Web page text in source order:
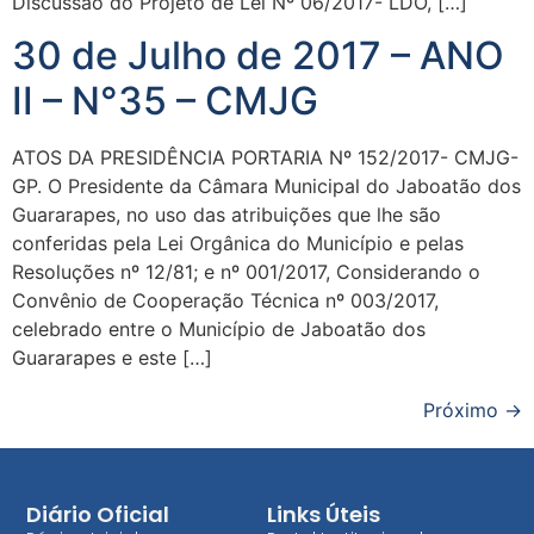
30 de Julho de 2017 – ANO
II – N°35 – CMJG
ATOS DA PRESIDÊNCIA PORTARIA Nº 152/2017- CMJG-
GP. O Presidente da Câmara Municipal do Jaboatão dos
Guararapes, no uso das atribuições que lhe são
conferidas pela Lei Orgânica do Município e pelas
Resoluções nº 12/81; e nº 001/2017, Considerando o
Convênio de Cooperação Técnica nº 003/2017,
celebrado entre o Município de Jaboatão dos
Guararapes e este […]
Próximo →
Links Úteis
Diário Oficial